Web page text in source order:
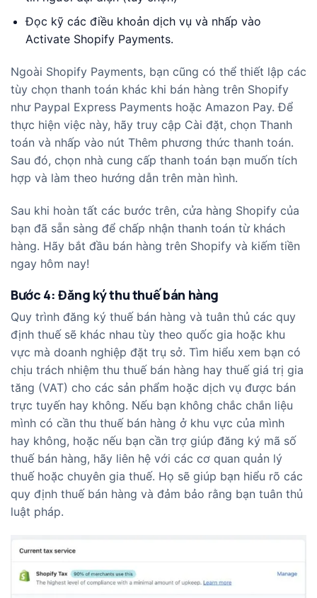
Đọc kỹ các điều khoản dịch vụ và nhấp vào
Activate Shopify Payments.
Ngoài Shopify Payments, bạn cũng có thể thiết lập các
tùy chọn thanh toán khác khi bán hàng trên Shopify
như Paypal Express Payments hoặc Amazon Pay. Để
thực hiện việc này, hãy truy cập Cài đặt, chọn Thanh
toán và nhấp vào nút Thêm phương thức thanh toán.
Sau đó, chọn nhà cung cấp thanh toán bạn muốn tích
hợp và làm theo hướng dẫn trên màn hình.
Sau khi hoàn tất các bước trên, cửa hàng Shopify của
bạn đã sẵn sàng để chấp nhận thanh toán từ khách
hàng. Hãy bắt đầu bán hàng trên Shopify và kiếm tiền
ngay hôm nay!
Bước 4: Đăng ký thu thuế bán hàng
Quy trình đăng ký thuế bán hàng và tuân thủ các quy
định thuế sẽ khác nhau tùy theo quốc gia hoặc khu
vực mà doanh nghiệp đặt trụ sở. Tìm hiểu xem bạn có
chịu trách nhiệm thu thuế bán hàng hay thuế giá trị gia
tăng (VAT) cho các sản phẩm hoặc dịch vụ được bán
trực tuyến hay không. Nếu bạn không chắc chắn liệu
mình có cần thu thuế bán hàng ở khu vực của mình
hay không, hoặc nếu bạn cần trợ giúp đăng ký mã số
thuế bán hàng, hãy liên hệ với các cơ quan quản lý
thuế hoặc chuyên gia thuế. Họ sẽ giúp bạn hiểu rõ các
quy định thuế bán hàng và đảm bảo rằng bạn tuân thủ
luật pháp.